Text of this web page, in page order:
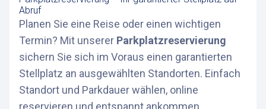
Abruf
Planen Sie eine Reise oder einen wichtigen
Termin? Mit unserer Parkplatzreservierung
sichern Sie sich im Voraus einen garantierten
Stellplatz an ausgewählten Standorten. Einfach
Standort und Parkdauer wählen, online
reservieren und entspannt ankommen.